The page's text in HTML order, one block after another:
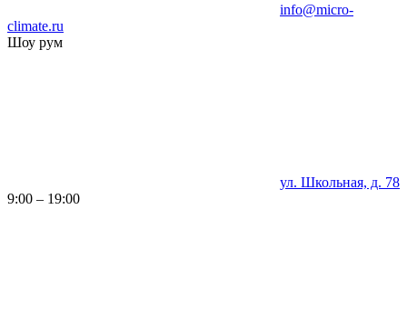
info@micro-
climate.ru
Шоу рум
ул. Школьная, д. 78
9:00 – 19:00